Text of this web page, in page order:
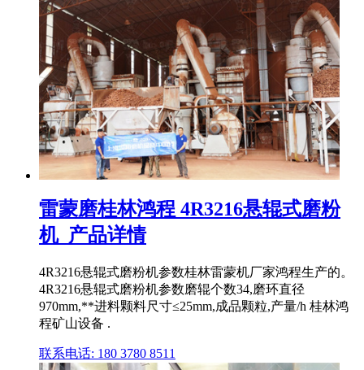
雷蒙磨桂林鸿程 4R3216悬辊式磨粉
机_产品详情
4R3216悬辊式磨粉机参数桂林雷蒙机厂家鸿程生产的。
4R3216悬辊式磨粉机参数磨辊个数34,磨环直径
970mm,**进料颗料尺寸≤25mm,成品颗粒,产量/h 桂林鸿
程矿山设备 .
联系电话: 180 3780 8511